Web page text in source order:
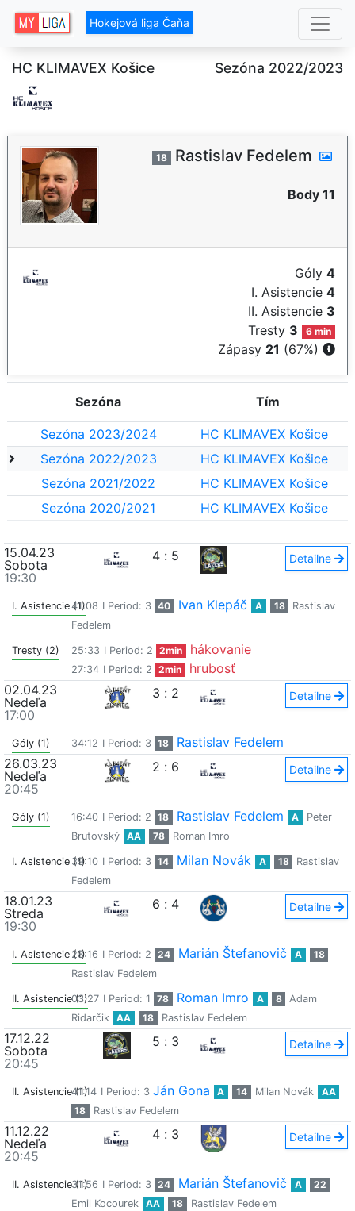
Hokejová liga Čaňa
HC KLIMAVEX Košice Sezóna 2022/2023
18 Rastislav Fedelem
Body 11
Góly 4
I. Asistencie 4
II. Asistencie 3
Tresty 3 6 min
Zápasy 21 (67%)
Sezóna Tím
Sezóna 2023/2024
HC KLIMAVEX Košice
Sezóna 2022/2023
HC KLIMAVEX Košice
Sezóna 2021/2022
HC KLIMAVEX Košice
Sezóna 2020/2021
HC KLIMAVEX Košice
15.04.23
Sobota
19:30
4 : 5 Detailne
I. Asistencie (1)41:08 I Period: 3 40 Ivan Klepáč A 18
Rastislav
Fedelem
Tresty (2) 25:33 I Period: 2 2min hákovanie
27:34 I Period: 2 2min
hrubosť
02.04.23
Nedeľa
17:00
3 : 2 Detailne
Góly (1) 34:12 I Period: 3 18
Rastislav Fedelem
26.03.23
Nedeľa
20:45
2 : 6 Detailne
Góly (1) 16:40 I Period: 2 18 Rastislav Fedelem A
Peter
Brutovský
AA 78 Roman Imro
I. Asistencie (1)39:10 I Period: 3 14 Milan Novák A 18
Rastislav
Fedelem
18.01.23
Streda
19:30
6 : 4 Detailne
I. Asistencie (1)28:16 I Period: 2 24 Marián Štefanovič A
18
Rastislav Fedelem
II. Asistencie (1)
03:27 I Period: 1 78 Roman Imro A 8
Adam
Ridarčik
AA 18 Rastislav Fedelem
17.12.22
Sobota
20:45
5 : 3 Detailne
II. Asistencie (1)
41:14 I Period: 3 Ján Gona A 14 Milan Novák
AA
18
Rastislav Fedelem
11.12.22
Nedeľa
20:45
4 : 3 Detailne
II. Asistencie (1)
31:56 I Period: 3 24 Marián Štefanovič A
22
Emil Kocourek
AA 18 Rastislav Fedelem